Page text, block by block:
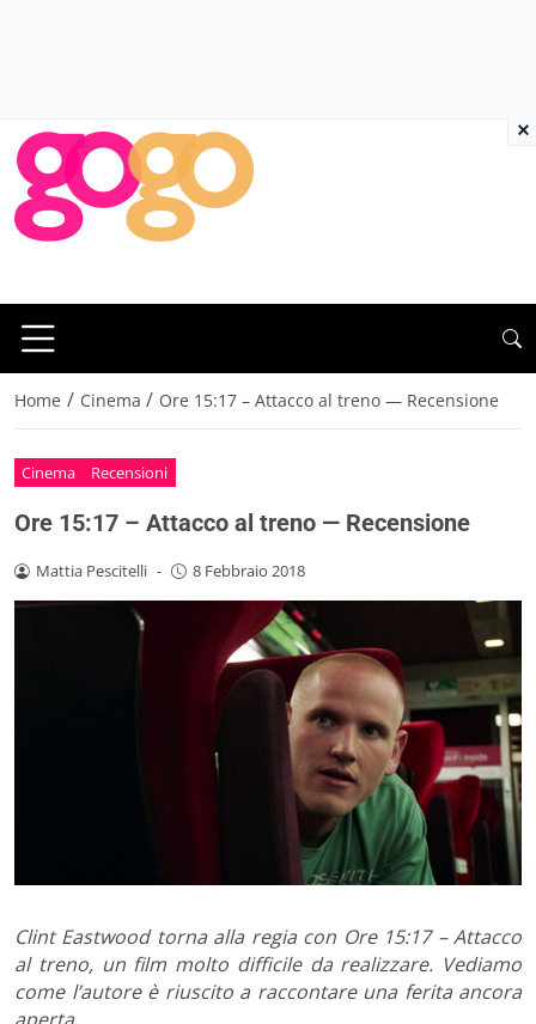
Home / Cinema / Ore 15:17 – Attacco al treno — Recensione
Cinema Recensioni
Ore 15:17 – Attacco al treno — Recensione
Mattia Pescitelli - 8 Febbraio 2018
Clint Eastwood torna alla regia con Ore 15:17 – Attacco
al treno, un film molto difficile da realizzare. Vediamo
come l’autore è riuscito a raccontare una ferita ancora
×